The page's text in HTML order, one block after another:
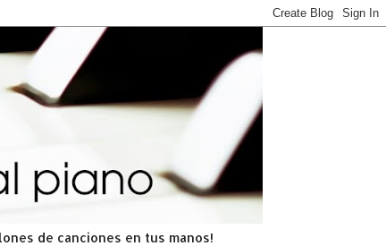
de canciones en tus manos!